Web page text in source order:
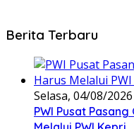
Berita Terbaru
Selasa, 04/08/
PWI Pusat